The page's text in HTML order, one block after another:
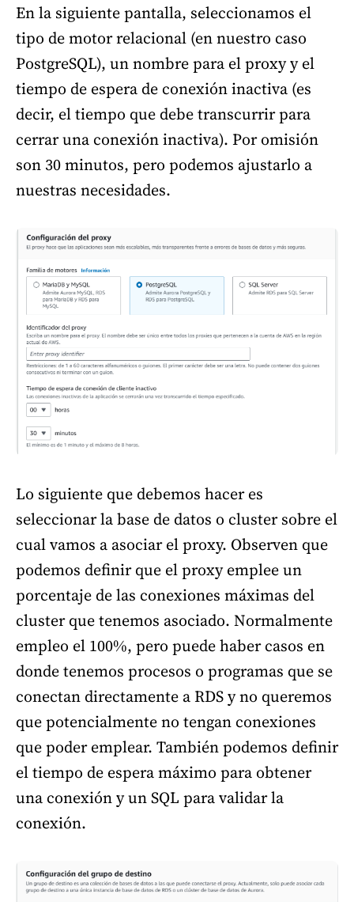
En la siguiente pantalla, seleccionamos el
tipo de motor relacional (en nuestro caso
PostgreSQL), un nombre para el proxy y el
tiempo de espera de conexión inactiva (es
decir, el tiempo que debe transcurrir para
cerrar una conexión inactiva). Por omisión
son 30 minutos, pero podemos ajustarlo a
nuestras necesidades.
Lo siguiente que debemos hacer es
seleccionar la base de datos o cluster sobre el
cual vamos a asociar el proxy. Observen que
podemos definir que el proxy emplee un
porcentaje de las conexiones máximas del
cluster que tenemos asociado. Normalmente
empleo el 100%, pero puede haber casos en
donde tenemos procesos o programas que se
conectan directamente a RDS y no queremos
que potencialmente no tengan conexiones
que poder emplear. También podemos definir
el tiempo de espera máximo para obtener
una conexión y un SQL para validar la
conexión.